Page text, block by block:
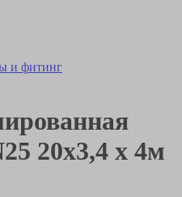
и фитинг
20х3,4 х 4м